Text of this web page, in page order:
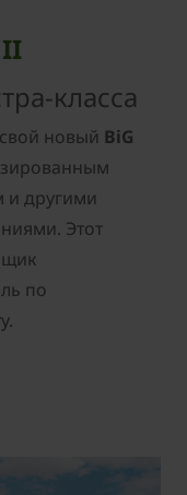
класса
новый BiG
другими
Этот
по